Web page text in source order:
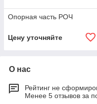
Опорная часть РОЧ
Цену уточняйте
О нас
Рейтинг не
Менее 5 отзывов за